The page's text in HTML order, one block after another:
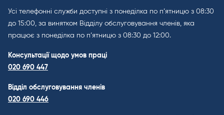
Усі телефонні служби доступні з понеділка по п’ятницю з 08:30
до 15:00, за винятком Відділу обслуговування членів, яка
працює з понеділка по п’ятницю з 08:30 до 12:00.
Консультації щодо умов праці
020 690 447
Відділ обслуговування членів
020 690 446